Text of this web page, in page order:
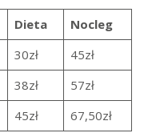
Dieta
Nocleg
30zł
45zł
38zł
57zł
45zł 67,50zł